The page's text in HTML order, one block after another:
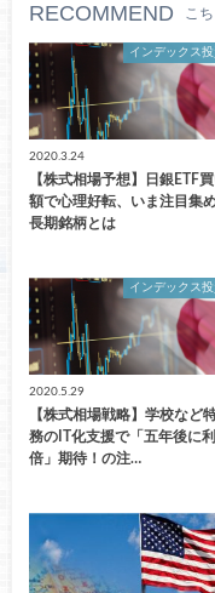
RECOMMEND こ
インデックス
2020.3.24
【株式相場予想】日銀ETF
額で心理好転、いま注目集
長期銘柄とは
インデックス
2020.5.29
【株式相場戦略】学校など
務のIT化支援で「五年後に
倍」期待！の注…